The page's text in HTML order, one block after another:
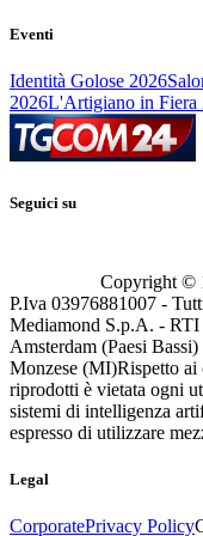
Eventi
Identità Golose 2026
2026L'Artigiano in Fiera
Seguici su
Copyright ©
P.Iva 03976881007 -
Mediamond S.p.A. - RTI
Amsterdam (Paesi
Monzese (MI)Rispetto ai
riprodotti è vietata ogni
sistemi di intelligenza
espresso di utilizzare
Legal
CorporatePrivacy Policy